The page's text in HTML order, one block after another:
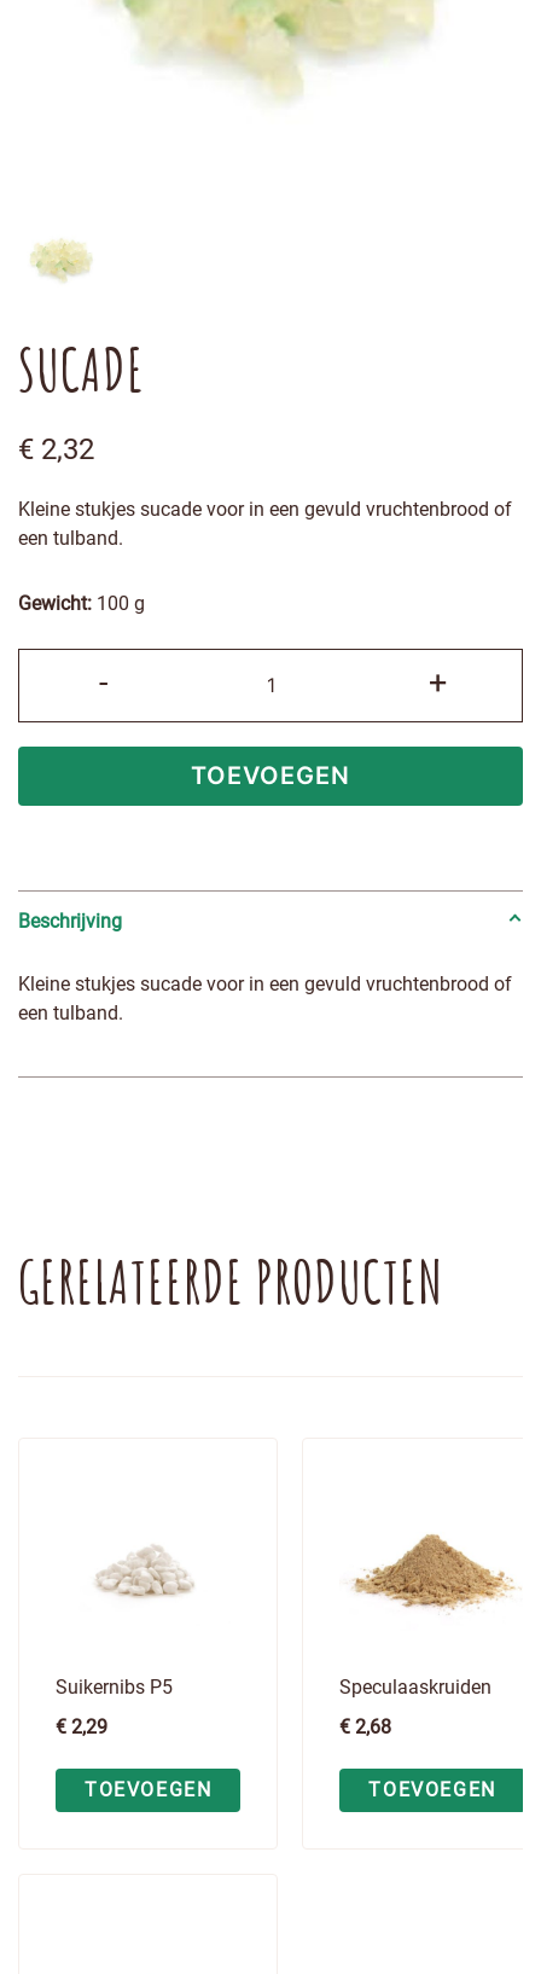
SUCADE
€ 2,32
Kleine stukjes sucade voor in een gevuld vruchtenbrood of
een tulband.
Gewicht: 100 g
-
aantal
+
TOEVOEGEN
Beschrijving
Kleine stukjes sucade voor in een gevuld vruchtenbrood of
een tulband.
GERELATEERDE PRODUCTEN
Suikernibs P5
€ 2,29
TOEVOEGEN
Speculaaskruiden
€ 2,68
TOEVOEGEN